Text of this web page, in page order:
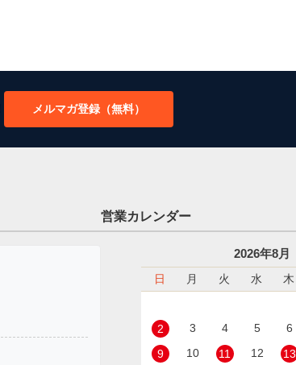
メルマガ登録（無料）
営業カレンダー
2026年8月
日 月 火 水 木
2
3 4 5 6
9
10 11 12 13